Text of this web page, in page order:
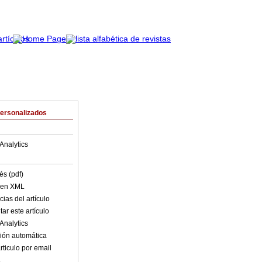
(pdf)
XML
del artículo
este artículo
automática
por email